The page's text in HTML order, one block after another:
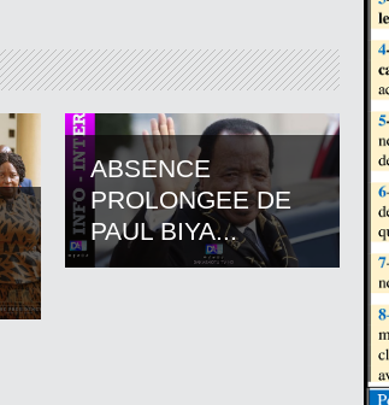
ABSENCE
PROLONGEE DE
PAUL BIYA...